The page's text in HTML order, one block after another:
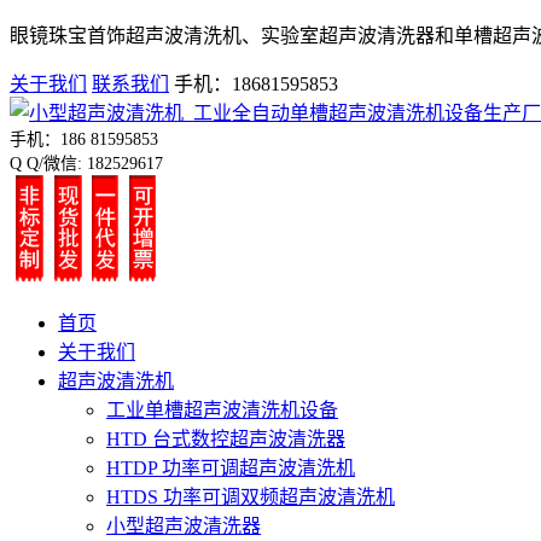
眼镜珠宝首饰超声波清洗机、实验室超声波清洗器和单槽超声
关于我们 联系我们 手机：18681595853
手机：186 81595853
Q Q/微信: 182529617
首页
关于我们
超声波清洗机
工业单槽超声波清洗机设备
HTD 台式数控超声波清洗器
HTDP 功率可调超声波清洗机
HTDS 功率可调双频超声波清洗机
小型超声波清洗器